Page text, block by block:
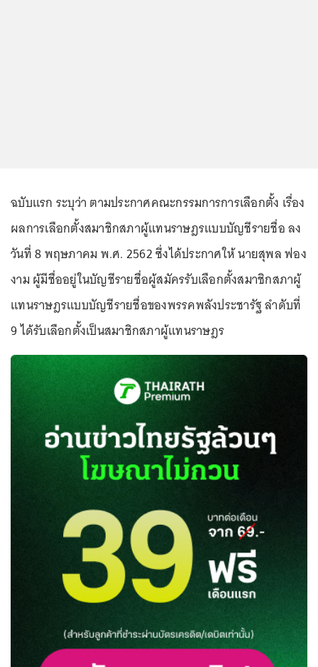
ฉบับแรก ระบุว่า ตามประกาศคณะกรรมการการเลือกตั้ง เรื่อง
ผลการเลือกตั้งสมาชิกสภาผู้แทนราษฎรแบบบัญชีรายชื่อ ลง
วันที่ 8 พฤษภาคม พ.ศ. 2562 ซึ่งได้ประกาศให้ นายสุพล ฟอง
งาม ผู้มีชื่ออยู่ในบัญชีรายชื่อผู้สมัครรับเลือกตั้งสมาชิกสภาผู้
แทนราษฎรแบบบัญชีรายชื่อของพรรคพลังประชารัฐ ลำดับที่
9 ได้รับเลือกตั้งเป็นสมาชิกสภาผู้แทนราษฎร